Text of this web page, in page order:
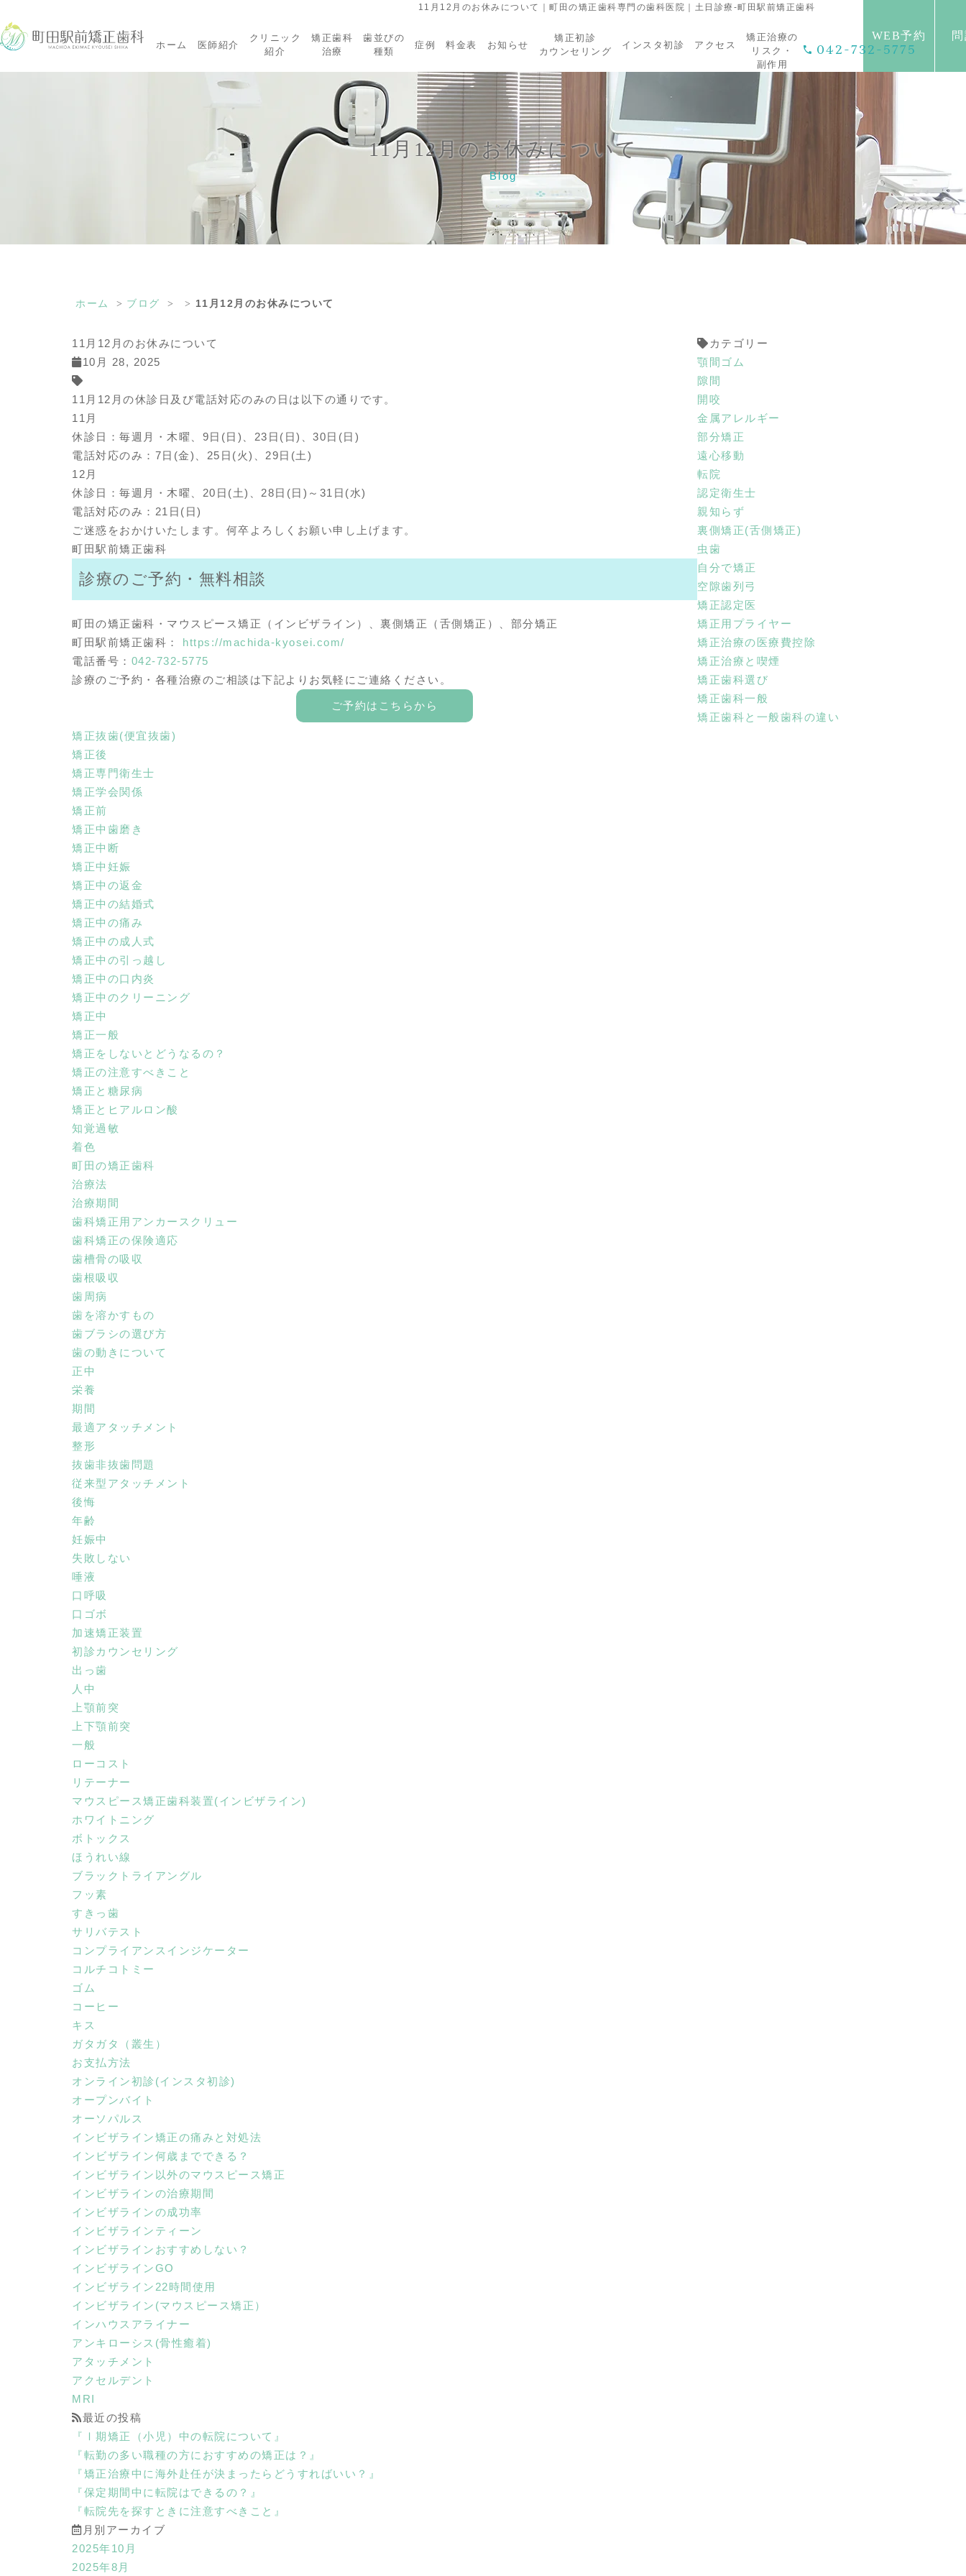
ホーム 医師紹介
クリニック
紹介
矯正歯科
治療
歯並びの
種類
症例 料金表 お知らせ
矯正初診
カウンセリング
インスタ初診 アクセス
矯正治療の
リスク・
副作用
042-732-5775
WEB予約
11月12月のお休みについて｜町田の矯正歯科専門の歯科医院｜土日診療-町田駅前矯正歯科
11月12月のお休みについて
Blog
ホーム ブログ 11月12月のお休みについて
11月12月のお休みについて
10月 28, 2025
11月12月の休診日及び電話対応のみの日は以下の通りです。
11月
休診日：毎週月・木曜、9日(日)、23日(日)、30日(日)
電話対応のみ：7日(金)、25日(火)、29日(土)
12月
休診日：毎週月・木曜、20日(土)、28日(日)～31日(水)
電話対応のみ：21日(日)
ご迷惑をおかけいたします。何卒よろしくお願い申し上げます。
町田駅前矯正歯科
診療のご予約・無料相談
町田の矯正歯科・マウスピース矯正（インビザライン）、裏側矯正（舌側矯正）、部分矯正
町田駅前矯正歯科：
https://machida-kyosei.com/
電話番号： 042-732-5775
診療のご予約・各種治療のご相談は下記よりお気軽にご連絡ください。
ご予約はこちらから
カテゴリー
顎間ゴム
隙間
開咬
金属アレルギー
部分矯正
遠心移動
転院
認定衛生士
親知らず
裏側矯正(舌側矯正)
虫歯
自分で矯正
空隙歯列弓
矯正認定医
矯正用プライヤー
矯正治療の医療費控除
矯正治療と喫煙
矯正歯科選び
矯正歯科一般
矯正歯科と一般歯科の違い
矯正抜歯(便宜抜歯)
矯正後
矯正専門衛生士
矯正学会関係
矯正前
矯正中歯磨き
矯正中断
矯正中妊娠
矯正中の返金
矯正中の結婚式
矯正中の痛み
矯正中の成人式
矯正中の引っ越し
矯正中の口内炎
矯正中のクリーニング
矯正中
矯正一般
矯正をしないとどうなるの？
矯正の注意すべきこと
矯正と糖尿病
矯正とヒアルロン酸
知覚過敏
着色
町田の矯正歯科
治療法
治療期間
歯科矯正用アンカースクリュー
歯科矯正の保険適応
歯槽骨の吸収
歯根吸収
歯周病
歯を溶かすもの
歯ブラシの選び方
歯の動きについて
正中
栄養
期間
最適アタッチメント
整形
抜歯非抜歯問題
従来型アタッチメント
後悔
年齢
妊娠中
失敗しない
唾液
口呼吸
口ゴボ
加速矯正装置
初診カウンセリング
出っ歯
人中
上顎前突
上下顎前突
一般
ローコスト
リテーナー
マウスピース矯正歯科装置(インビザライン)
ホワイトニング
ボトックス
ほうれい線
ブラックトライアングル
フッ素
すきっ歯
サリバテスト
コンプライアンスインジケーター
コルチコトミー
ゴム
コーヒー
キス
ガタガタ（叢生）
お支払方法
オンライン初診(インスタ初診)
オープンバイト
オーソパルス
インビザライン矯正の痛みと対処法
インビザライン何歳までできる？
インビザライン以外のマウスピース矯正
インビザラインの治療期間
インビザラインの成功率
インビザラインティーン
インビザラインおすすめしない？
インビザラインGO
インビザライン22時間使用
インビザライン(マウスピース矯正）
インハウスアライナー
アンキローシス(骨性癒着)
アタッチメント
アクセルデント
MRI
最近の投稿
『Ⅰ期矯正（小児）中の転院について』
『転勤の多い職種の方におすすめの矯正は？』
『矯正治療中に海外赴任が決まったらどうすればいい？』
『保定期間中に転院はできるの？』
『転院先を探すときに注意すべきこと』
月別アーカイブ
2025年10月
2025年8月